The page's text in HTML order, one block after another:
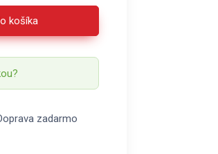
košíka
zadarmo